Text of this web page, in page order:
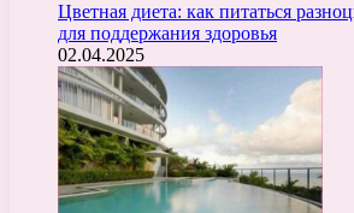
Цветная диета: как питаться
для поддержания здоровья
02.04.2025